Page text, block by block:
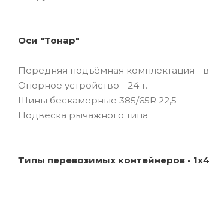
Оси "Тонар"
Передняя подъёмная комплектация -
Опорное устройство - 24 т.
Шины бескамерные 385/65R 22,5
Подвеска рычажного типа
Типы перевозимых контейнеров -